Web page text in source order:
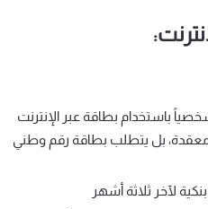
باستخدام بطاقة عبر الإنترنت
بل يتطلب بطاقة رقم وطني
لآخر ثلاثة أشهر